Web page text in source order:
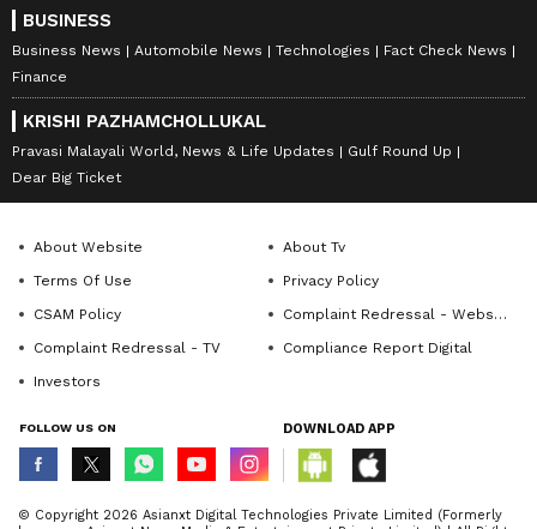
BUSINESS
Business News Automobile News Technologies
Fact Check News
Finance
KRISHI PAZHAMCHOLLUKAL
Pravasi Malayali World, News & Life Updates
Gulf Round Up
Dear Big Ticket
About Website
About Tv
Terms Of Use
Privacy Policy
CSAM Policy
Complaint Redressal - Website
Complaint Redressal - TV
Compliance Report Digital
Investors
FOLLOW US ON DOWNLOAD APP
© Copyright 2026 Asianxt Digital Technologies Private Limited (Formerly